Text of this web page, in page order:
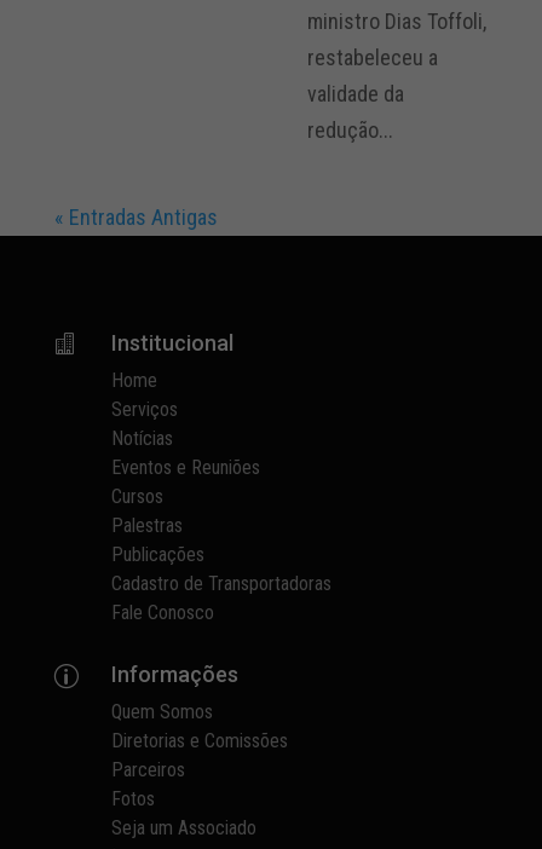
ministro Dias Toffoli,
restabeleceu a
validade da
redução...
« Entradas Antigas
 Institucional
Home
Serviços
Notícias
Eventos e Reuniões
Cursos
Palestras
Publicações
Cadastro de Transportadoras
Fale Conosco
p Informações
Quem Somos
Diretorias e Comissões
Parceiros
Fotos
Seja um Associado